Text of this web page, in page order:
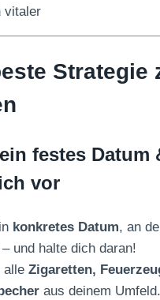
vitaler
Strategie
festes Datum
vor
konkretes Datum, an
und halte dich daran!
alle Zigaretten,
aus deinem Umfeld.